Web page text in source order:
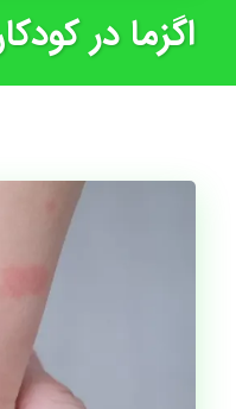
اگزما در